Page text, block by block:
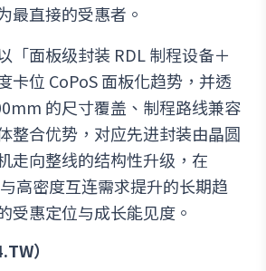
最直接的受惠者。
「面板级封装 RDL 制程设备＋
卡位 CoPoS 面板化趋势，并透
的尺寸覆盖、制程路线兼容
整合优势，对应先进封装由晶圆
走向整线的结构性升级，在
高密度互连需求提升的长期趋
受惠定位与成长能见度。
）